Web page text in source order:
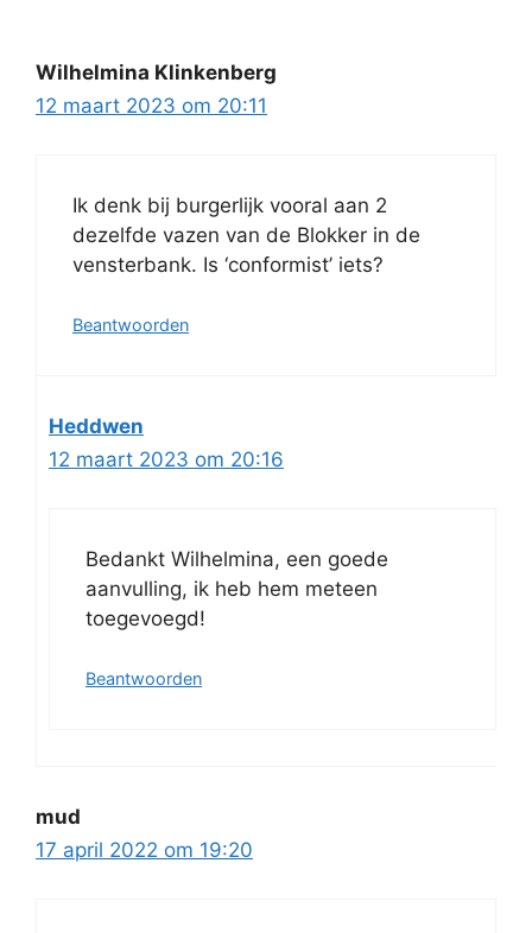
Wilhelmina Klinkenberg
12 maart 2023 om 20:11
Ik denk bij burgerlijk vooral aan 2
dezelfde vazen van de Blokker in de
vensterbank. Is ‘conformist’ iets?
Beantwoorden
Heddwen
12 maart 2023 om 20:16
Bedankt Wilhelmina, een goede
aanvulling, ik heb hem meteen
toegevoegd!
Beantwoorden
mud
17 april 2022 om 19:20